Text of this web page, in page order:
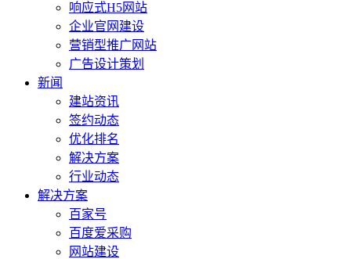
响应式H5网站
企业官网建设
营销型推广网站
广告设计策划
新闻
建站资讯
签约动态
优化排名
解决方案
行业动态
解决方案
百家号
百度爱采购
网站建设